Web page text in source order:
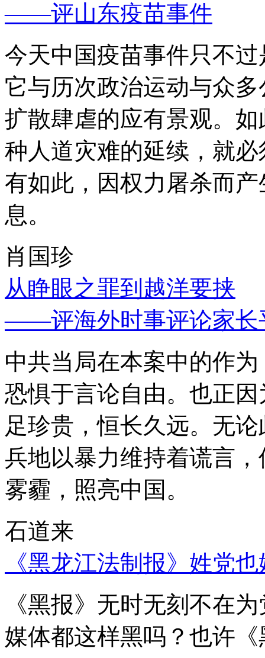
——评山东疫苗事件
今天中国疫苗事件只不
它与历次政治运动与众
扩散肆虐的应有景观。
种人道灾难的延续，就
有如此，因权力屠杀而
息。
肖国珍
从睁眼之罪到越洋要挟
——评海外时事评论家长
中共当局在本案中的作
恐惧于言论自由。也正
足珍贵，恒长久远。无
兵地以暴力维持着谎言
雾霾，照亮中国。
石道来
《黑龙江法制报》姓党
《黑报》无时无刻不在
媒体都这样黑吗？也许